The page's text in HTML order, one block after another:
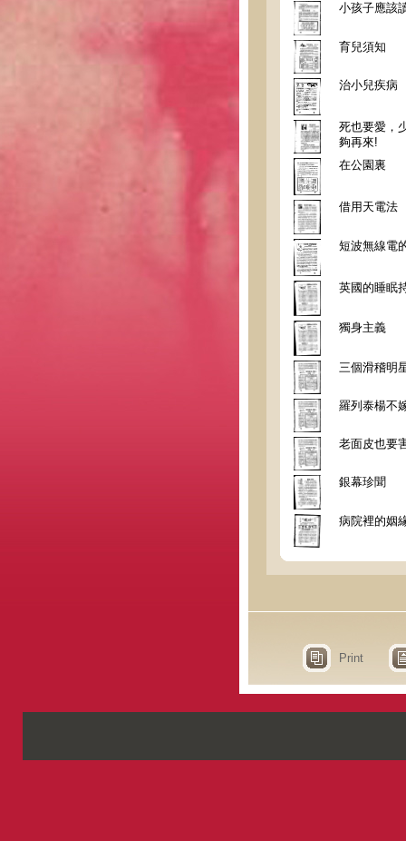
小孩子應該
育兒須知
治小兒疾病
死也要愛，
夠再來!
在公園裏
借用天電法
短波無線電
英國的睡眠
獨身主義
三個滑稽明
羅列泰楊不
老面皮也要
銀幕珍聞
病院裡的姻
Print